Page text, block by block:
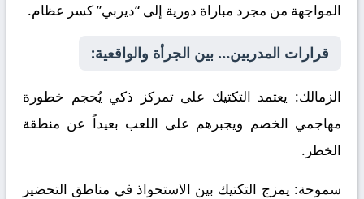
المواجهة من مجرد مباراة دورية إلى “ديربي” كسر عظام.
قرارات المدربين… بين الجرأة والواقعية:
الزمالك: يعتمد التكتيك على تمركز ذكي يُحجم خطورة
مهاجمي الخصم ويجبرهم على اللعب بعيداً عن منطقة
الخطر.
سموحة: يمزج التكتيك بين الاستحواذ في مناطق التحضير